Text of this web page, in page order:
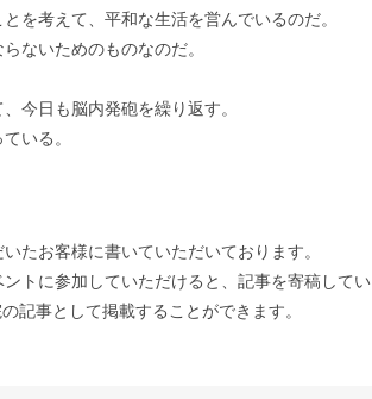
を考えて、平和な生活を営んでいるのだ。
ないためのものなのだ。
今日も脳内発砲を繰り返す。
いる。
たお客様に書いていただいております。
トに参加していただけると、記事を寄稿してい
記事として掲載することができます。